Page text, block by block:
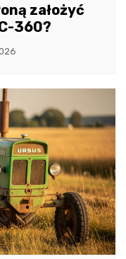
założyć
360?